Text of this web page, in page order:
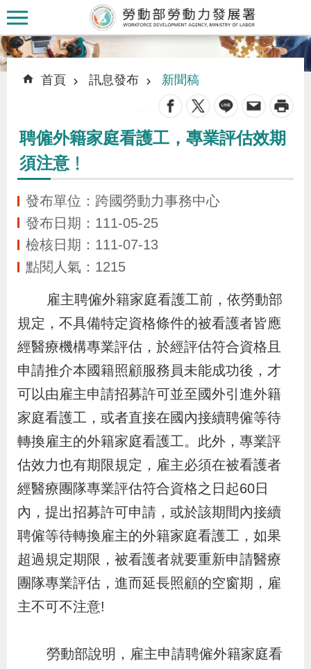
跳到主要內容區塊
認
識
署
訊
息
布
為
務
業
務
專
區
線
上
申
:::
::: 首頁 訊息發布 新聞稿
聘僱外籍家庭看護工，專業評估效期
須注意﹗
發布單位：跨國勞動力事務中心
發布日期：111-05-25
檢核日期：111-07-13
點閱人氣：1215
雇主聘僱外籍家庭看護工前，依勞動部
規定，不具備特定資格條件的被看護者皆應
經醫療機構專業評估，於經評估符合資格且
申請推介本國籍照顧服務員未能成功後，才
可以由雇主申請招募許可並至國外引進外籍
家庭看護工，或者直接在國內接續聘僱等待
轉換雇主的外籍家庭看護工。此外，專業評
估效力也有期限規定，雇主必須在被看護者
經醫療團隊專業評估符合資格之日起60日
內，提出招募許可申請，或於該期間內接續
聘僱等待轉換雇主的外籍家庭看護工，如果
超過規定期限，被看護者就要重新申請醫療
團隊專業評估，進而延長照顧的空窗期，雇
主不可不注意!
勞動部說明，雇主申請聘僱外籍家庭看